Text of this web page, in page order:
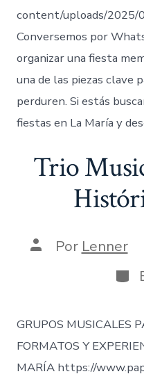
content/uploads/2025/
Conversemos por
organizar una fiesta
una de las piezas clave
perduren. Si estás
fiestas en La María y
Trio
AutorPor Lenner
GRUPOS MUSICALES
FORMATOS Y
MARÍA https://